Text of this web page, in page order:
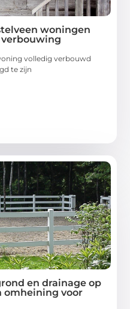
woningen
volledig verbouwd
te zijn
en drainage op
omheining voor